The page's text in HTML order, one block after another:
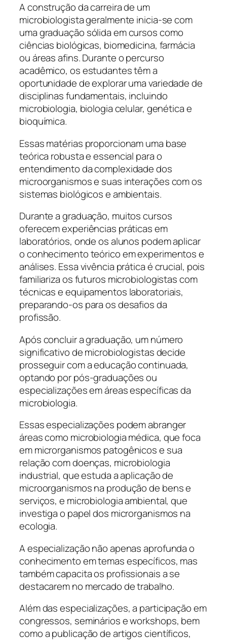
A construção da carreira de um
microbiologista geralmente inicia-se com
uma graduação sólida em cursos como
ciências biológicas, biomedicina, farmácia
ou áreas afins. Durante o percurso
acadêmico, os estudantes têm a
oportunidade de explorar uma variedade de
disciplinas fundamentais, incluindo
microbiologia, biologia celular, genética e
bioquímica.
Essas matérias proporcionam uma base
teórica robusta e essencial para o
entendimento da complexidade dos
microorganismos e suas interações com os
sistemas biológicos e ambientais.
Durante a graduação, muitos cursos
oferecem experiências práticas em
laboratórios, onde os alunos podem aplicar
o conhecimento teórico em experimentos e
análises. Essa vivência prática é crucial, pois
familiariza os futuros microbiologistas com
técnicas e equipamentos laboratoriais,
preparando-os para os desafios da
profissão.
Após concluir a graduação, um número
significativo de microbiologistas decide
prosseguir com a educação continuada,
optando por pós-graduações ou
especializações em áreas específicas da
microbiologia.
Essas especializações podem abranger
áreas como microbiologia médica, que foca
em microrganismos patogênicos e sua
relação com doenças, microbiologia
industrial, que estuda a aplicação de
microorganismos na produção de bens e
serviços, e microbiologia ambiental, que
investiga o papel dos microrganismos na
ecologia.
A especialização não apenas aprofunda o
conhecimento em temas específicos, mas
também capacita os profissionais a se
destacarem no mercado de trabalho.
Além das especializações, a participação em
congressos, seminários e workshops, bem
como a publicação de artigos científicos,